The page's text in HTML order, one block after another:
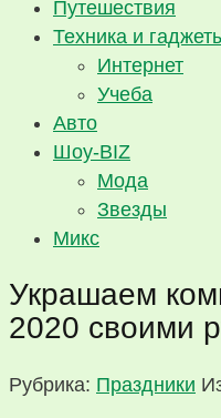
Путешествия
Техника и
Интернет
Учеба
Авто
Шоу-BIZ
Мода
Звезды
Микс
Украшаем
2020 своими
Рубрика: Праздники